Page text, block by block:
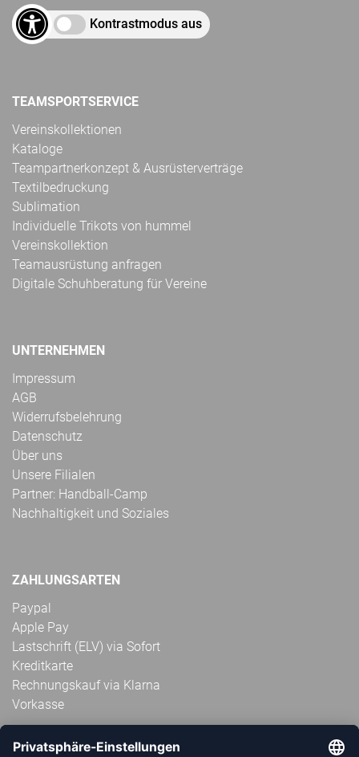
Kontrastmodus aus
TEAMSPORTSERVICE
Vereinskollektionen
Kataloge
Teampartnerkonzept & Ausrüsterverträge
Textilbedruckung
Sublimation
Individuelle Trikots von hummel
Vereinskollektion
Teamausrüstung anfragen
Digitale Schuhberatung für Vereine
UNTERNEHMEN
Impressum
AGB
Widerrufsbelehrung
Datenschutz
Über uns
Unsere Filialen
Partner: Handball-Camp
Nachhaltigkeit und Soziales
ZAHLUNGSARTEN
Paypal
Apple Pay
Lastschrift (ELV) via Sofort
Kreditkarte
Rechnungskauf via Klarna
Vorkasse